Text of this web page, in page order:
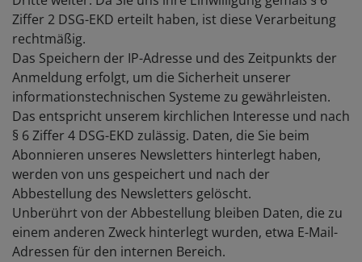
Ziffer 2 DSG-EKD erteilt haben, ist diese Verarbeitung
rechtmäßig.
Das Speichern der IP-Adresse und des Zeitpunkts der
Anmeldung erfolgt, um die Sicherheit unserer
informationstechnischen Systeme zu gewährleisten.
Das entspricht unserem kirchlichen Interesse und nach
§ 6 Ziffer 4 DSG-EKD zulässig. Daten, die Sie beim
Abonnieren unseres Newsletters hinterlegt haben,
werden von uns gespeichert und nach der
Abbestellung des Newsletters gelöscht.
Unberührt von der Abbestellung bleiben Daten, die zu
einem anderen Zweck hinterlegt wurden, etwa E-Mail-
Adressen für den internen Bereich.